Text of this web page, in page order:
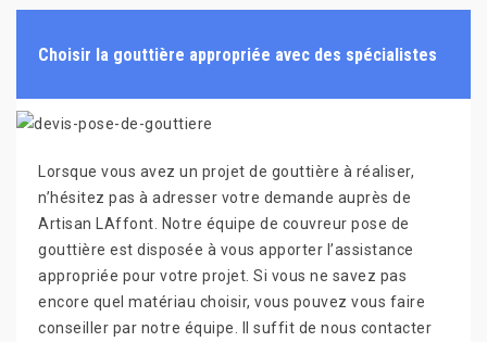
Choisir la gouttière appropriée avec des spécialistes
Lorsque vous avez un projet de gouttière à réaliser,
n’hésitez pas à adresser votre demande auprès de
Artisan LAffont. Notre équipe de couvreur pose de
gouttière est disposée à vous apporter l’assistance
appropriée pour votre projet. Si vous ne savez pas
encore quel matériau choisir, vous pouvez vous faire
conseiller par notre équipe. Il suffit de nous contacter